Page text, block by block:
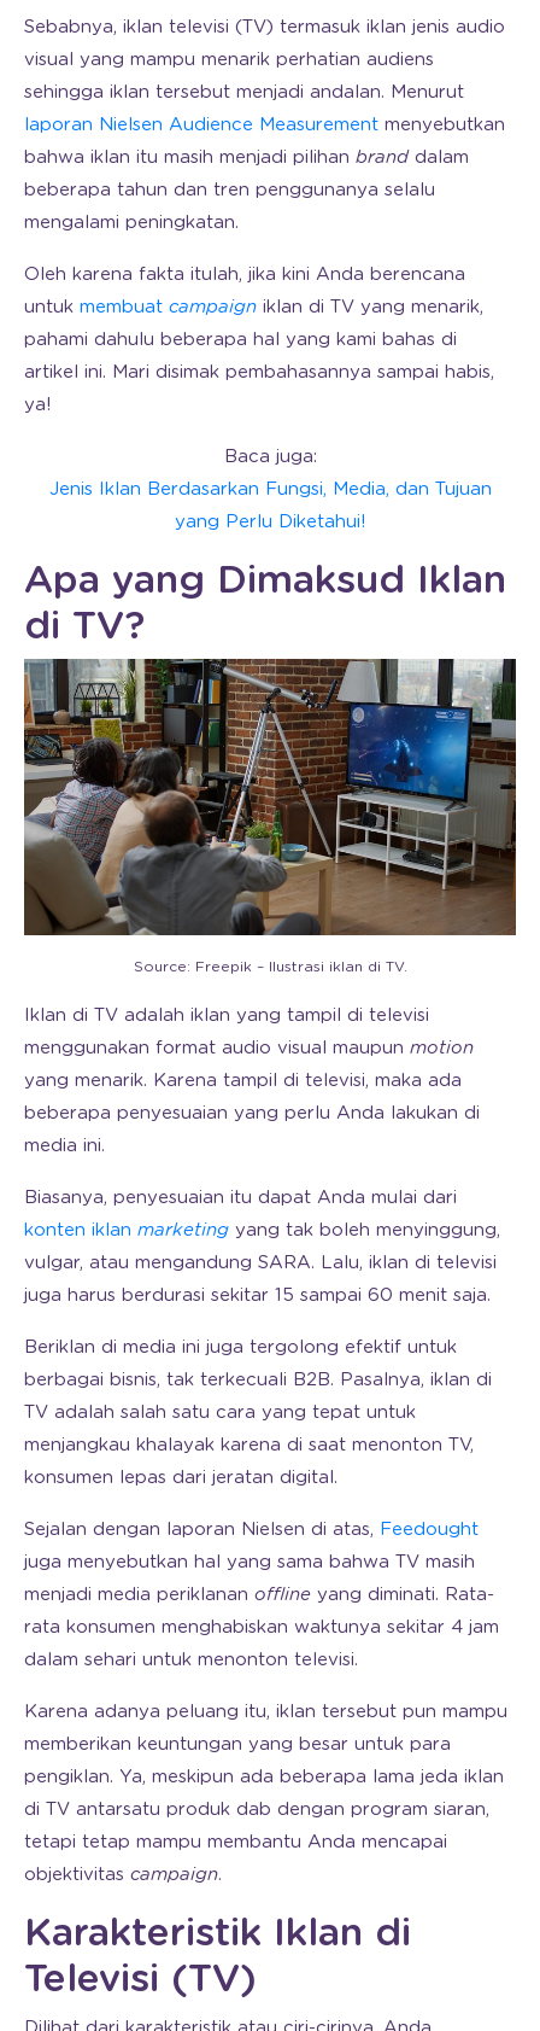
Sebabnya, iklan televisi (TV) termasuk iklan jenis audio
visual yang mampu menarik perhatian audiens
sehingga iklan tersebut menjadi andalan. Menurut
laporan Nielsen Audience Measurement menyebutkan
bahwa iklan itu masih menjadi pilihan brand dalam
beberapa tahun dan tren penggunanya selalu
mengalami peningkatan.
Oleh karena fakta itulah, jika kini Anda berencana
untuk membuat campaign iklan di TV yang menarik,
pahami dahulu beberapa hal yang kami bahas di
artikel ini. Mari disimak pembahasannya sampai habis,
ya!
Baca juga:
Jenis Iklan Berdasarkan Fungsi, Media, dan Tujuan
yang Perlu Diketahui!
Apa yang Dimaksud Iklan
di TV?
Source: Freepik – Ilustrasi iklan di TV.
Iklan di TV adalah iklan yang tampil di televisi
menggunakan format audio visual maupun motion
yang menarik. Karena tampil di televisi, maka ada
beberapa penyesuaian yang perlu Anda lakukan di
media ini.
Biasanya, penyesuaian itu dapat Anda mulai dari
konten iklan marketing yang tak boleh menyinggung,
vulgar, atau mengandung SARA. Lalu, iklan di televisi
juga harus berdurasi sekitar 15 sampai 60 menit saja.
Beriklan di media ini juga tergolong efektif untuk
berbagai bisnis, tak terkecuali B2B. Pasalnya, iklan di
TV adalah salah satu cara yang tepat untuk
menjangkau khalayak karena di saat menonton TV,
konsumen lepas dari jeratan digital.
Sejalan dengan laporan Nielsen di atas, Feedought
juga menyebutkan hal yang sama bahwa TV masih
menjadi media periklanan offline yang diminati. Rata-
rata konsumen menghabiskan waktunya sekitar 4 jam
dalam sehari untuk menonton televisi.
Karena adanya peluang itu, iklan tersebut pun mampu
memberikan keuntungan yang besar untuk para
pengiklan. Ya, meskipun ada beberapa lama jeda iklan
di TV antarsatu produk dab dengan program siaran,
tetapi tetap mampu membantu Anda mencapai
objektivitas campaign.
Karakteristik Iklan di
Televisi (TV)